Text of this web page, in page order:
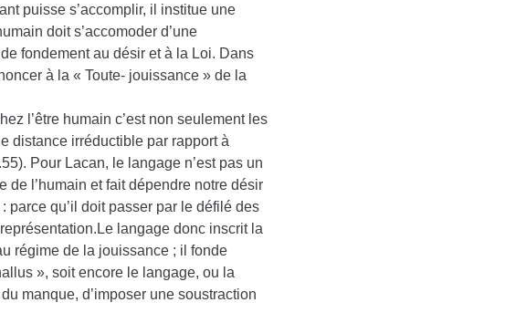
puisse s’accomplir, il institue une
doit s’accomoder d’une
fondement au désir et à la Loi. Dans
à la « Toute- jouissance » de la
l’être humain c’est non seulement les
distance irréductible par rapport à
Pour Lacan, le langage n’est pas un
l’humain et fait dépendre notre désir
parce qu’il doit passer par le défilé des
langage donc inscrit la
régime de la jouissance ; il fonde
», soit encore le langage, ou la
manque, d’imposer une soustraction